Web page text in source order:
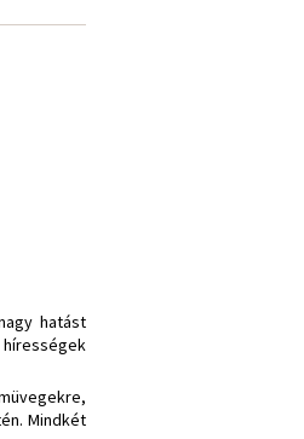
hatást
hírességek
Mindkét